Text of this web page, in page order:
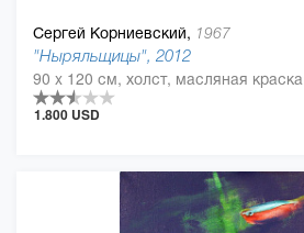
Сергей Корниевский, 1967
"Ныряльщицы", 2012
90 x 120 см, холст, масляная краска
1.800 USD